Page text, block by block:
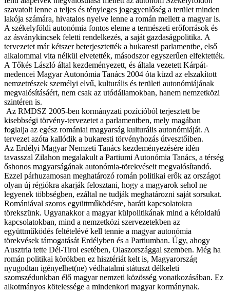
szavatolt lenne a teljes és tényleges jogegyenlőség a terület minden
lakója számára, hivatalos nyelve lenne a román mellett a magyar is.
A székelyföldi autonómia fontos eleme a természeti erőforrások és
az ásványkincsek feletti rendelkezés, a saját gazdaságpolitika. A
tervezetet már kétszer beterjesztették a bukaresti parlamentbe, első
alkalommal vita nélkül elvetették, másodszor egyszerűen elfektették.
A Tőkés László által kezdeményezett, és általa vezetett Kárpát-
medencei Magyar Autonómia Tanács 2004 óta küzd az elszakított
nemzetrészek személyi elvű, kulturális és területi autonómiájának
megvalósításáért, nem csak az utódállamokban, hanem nemzetközi
szintéren is.
Az RMDSZ 2005-ben kormányzati pozícióból terjesztett be
kisebbségi törvény-tervezetet a parlamentben, mely magában
foglalja az egész romániai magyarság kulturális autonómiáját. A
tervezet azóta kallódik a bukaresti törvényhozás útvesztőiben.
Az Erdélyi Magyar Nemzeti Tanács kezdeményezésére idén
tavasszal Zilahon megalakult a Partiumi Autonómia Tanács, a térség
őshonos magyarságának autonómia-törekvéseit megvalósítandó.
Ezzel párhuzamosan meghatározó román politikai erők az országot
olyan új régiókra akarják felosztani, hogy a magyarok sehol ne
legyenek többségben, ezáltal ne tudják meghatározni saját sorsukat.
Romániával szoros együttműködésre, baráti kapcsolatokra
törekszünk. Ugyanakkor a magyar külpolitikának mind a kétoldalú
kapcsolatokban, mind a nemzetközi szervezetekben az
együttműködés feltételévé kell tennie a magyar autonómia
törekvések támogatását Erdélyben és a Partiumban. Úgy, ahogy
Ausztria tette Dél-Tirol esetében, Olaszországgal szemben. Még ha
román politikai körökben ez hisztériát kelt is, Magyarország
nyugodtan igényelhet(ne) védhatalmi státuszt délkeleti
szomszédunkban élő magyar nemzeti közösség vonatkozásában. Ez
alkotmányos kötelessége a mindenkori magyar kormánynak.